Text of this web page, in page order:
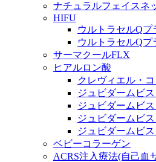
ナチュラルフェイスネ
HIFU
ウルトラセルQプ
ウルトラセルQプ
サーマクールFLX
ヒアルロン酸
クレヴィエル・
ジュビダームビ
ジュビダームビ
ジュビダームビ
ジュビダームビ
ベビーコラーゲン
ACRS注入療法(自己血